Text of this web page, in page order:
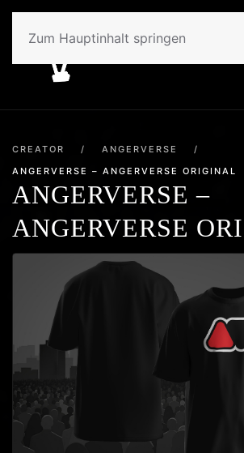
Zum Hauptinhalt springen
CREATOR / ANGERVERSE
/
ANGERVERSE – ANGERVERSE ORIGINAL
ANGERVERSE –
ANGERVERSE